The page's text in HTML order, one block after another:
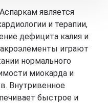
является
и терапии,
дефицита калия и
играют
нормального
миокарда и
Внутривенное
быстрое и